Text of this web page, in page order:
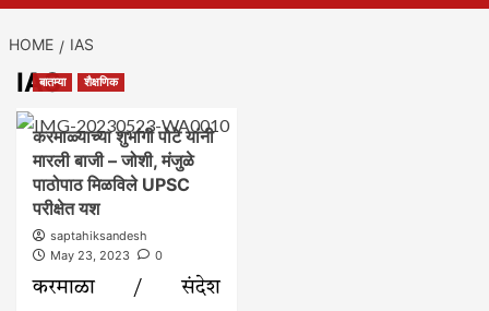
HOME IAS
IAS
बातम्या शैक्षणिक
करमाळ्याच्या शुभांगी पोटे यांनी
मारली बाजी – जोशी, मंजुळे
पाठोपाठ मिळविले UPSC
परीक्षेत यश
saptahiksandesh
May 23, 2023
0
करमाळा / संदेश